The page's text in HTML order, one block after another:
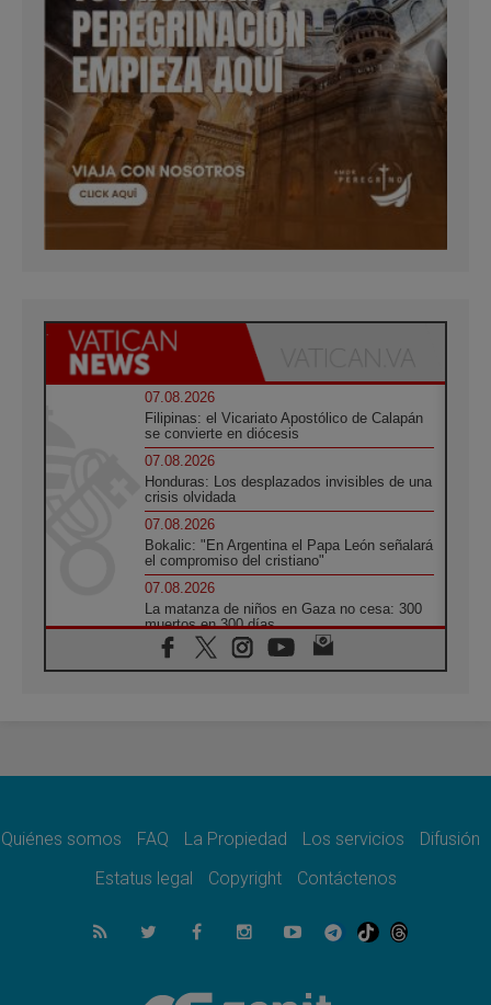
07.08.2026
Filipinas: el Vicariato Apostólico de Calapán
se convierte en diócesis
07.08.2026
Honduras: Los desplazados invisibles de una
crisis olvidada
07.08.2026
Bokalic: "En Argentina el Papa León señalará
el compromiso del cristiano"
07.08.2026
La matanza de niños en Gaza no cesa: 300
muertos en 300 días
07.08.2026
Tagle: La guerra desfigura el mundo, solo la
como misión al servicio del Evangelio
SIGNIS 2026, dar voz a las religiosas en el
espacio público
07.08.2026
Lanzan un proyecto de empoderamiento
Quiénes somos FAQ La Propiedad Los servicios
Difusión
Estatus legal
Copyright Contáctenos